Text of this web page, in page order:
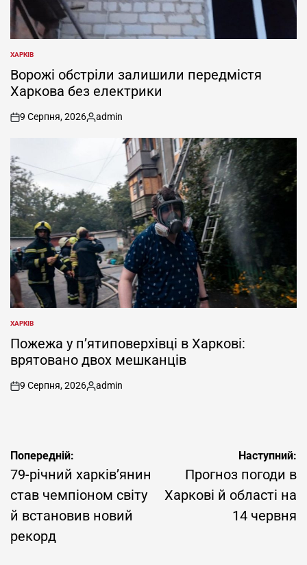
ОПУБЛІКУВАТИ
У
ХАРКІВ
Ворожі обстріли залишили передмістя
Харкова без електрики
on
9 Серпня, 2026
Опубліковано
admin
ОПУБЛІКУВАТИ
У
ХАРКІВ
Пожежа у п’ятиповерхівці в Харкові:
врятовано двох мешканців
on
9 Серпня, 2026
Опубліковано
admin
Навігація
записів
Попередній:
79-річний харків’янин
став чемпіоном світу
й встановив новий
рекорд
Наступний:
Прогноз погоди в
Харкові й області на
14 червня